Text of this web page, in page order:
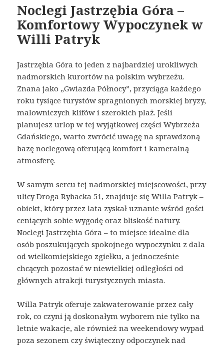
Noclegi Jastrzębia Góra –
Komfortowy Wypoczynek w
Willi Patryk
Jastrzębia Góra to jeden z najbardziej urokliwych
nadmorskich kurortów na polskim wybrzeżu.
Znana jako „Gwiazda Północy”, przyciąga każdego
roku tysiące turystów spragnionych morskiej bryzy,
malowniczych klifów i szerokich plaż. Jeśli
planujesz urlop w tej wyjątkowej części Wybrzeża
Gdańskiego, warto zwrócić uwagę na sprawdzoną
bazę noclegową oferującą komfort i kameralną
atmosferę.
W samym sercu tej nadmorskiej miejscowości, przy
ulicy Droga Rybacka 51, znajduje się Willa Patryk –
obiekt, który przez lata zyskał uznanie wśród gości
ceniących sobie wygodę oraz bliskość natury.
Noclegi Jastrzębia Góra – to miejsce idealne dla
osób poszukujących spokojnego wypoczynku z dala
od wielkomiejskiego zgiełku, a jednocześnie
chcących pozostać w niewielkiej odległości od
głównych atrakcji turystycznych miasta.
Willa Patryk oferuje zakwaterowanie przez cały
rok, co czyni ją doskonałym wyborem nie tylko na
letnie wakacje, ale również na weekendowy wypad
poza sezonem czy świąteczny odpoczynek nad